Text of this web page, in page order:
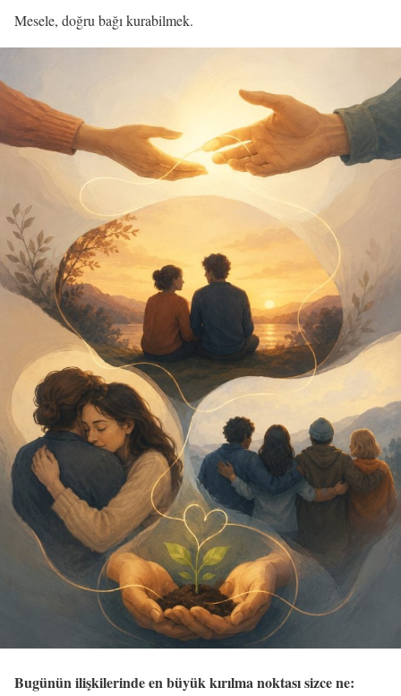
Mesele, doğru bağı kurabilmek.
Bugünün ilişkilerinde en büyük kırılma noktası sizce ne: